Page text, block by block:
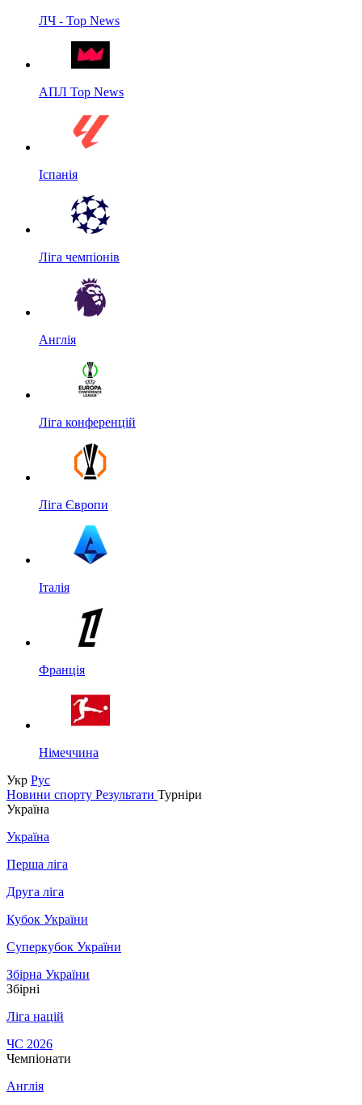
ЛЧ - Top News
АПЛ Top News
Іспанія
Ліга чемпіонів
Англія
Ліга конференцій
Ліга Європи
Італія
Франція
Німеччина
Укр Рус
Новини спорту Результати Турніри
Україна
Україна
Перша ліга
Друга ліга
Кубок України
Суперкубок України
Збірна України
Збірні
Ліга націй
ЧС 2026
Чемпіонати
Англія